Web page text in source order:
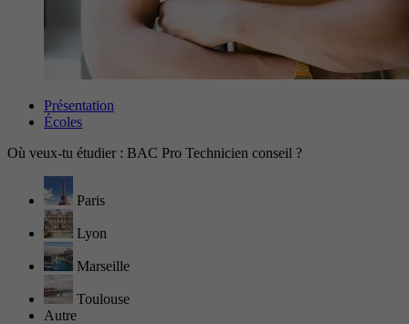
Présentation
Écoles
Où veux-tu étudier : BAC Pro Technicien conseil ?
Paris
Lyon
Marseille
Toulouse
Autre